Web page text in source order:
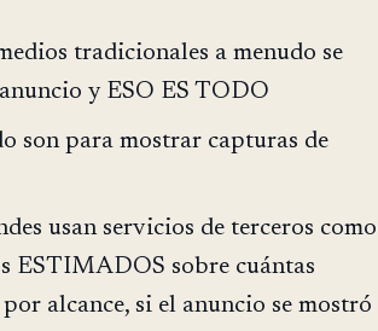
tradicionales a menudo se
y ESO ES TODO
son para mostrar capturas de
usan servicios de terceros como
ESTIMADOS sobre cuántas
alcance, si el anuncio se mostró